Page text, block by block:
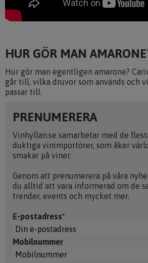
HUR GÖR MAN
Hur gör man egentligen amarone?
går till, vilka druvor som används och
passar till.
PRENUMERERA
Vinhyllan.se samarbetar med de
duktiga vinimportörer, som åker
smakar på viner.
Genom att prenumerera på våra
du alltid att vara informerad om de
trender, events och mycket mer.
E-postadress*
Mobilnummer